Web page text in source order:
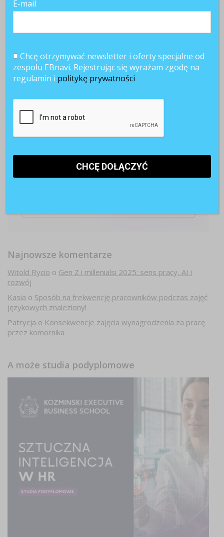
Najnowsze komentarze
Witold Rycio o Gen Z i millenialsi 2025: sens pracy, AI i
rozwój
Kasia o Sposób na frekwencję pracowników podczas zajęć
językowych znaleziony!
Patrycja o Konsekwencje zajęcia wynagrodzenia za pracę
przez komornika
A może studia podyplomowe
E-mail
Chcę otrzymywać newsletter i oferty specjalne od
zespołu EBnavi. Rejestrując się wyrażam zgodę na
regulamin i politykę prywatności